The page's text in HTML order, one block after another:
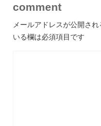
comment
メールアドレスが公開され
いる欄は必須項目です